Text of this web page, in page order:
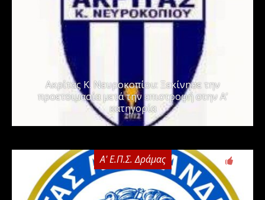
Ακρίτας Κ. Νευροκοπίου: Ξεκίνησε την
προετοιμασία μετά την επιστροφή στην Α’
κατηγορία
Α' Ε.Π.Σ. Δράμας